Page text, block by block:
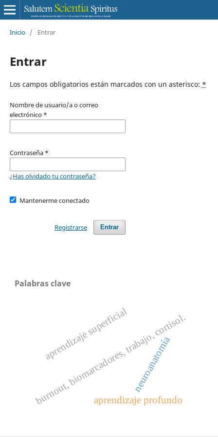
Inicio / Entrar
Entrar
Los campos obligatorios están marcados con un asterisco: *
Nombre de usuario/a o correo
electrónico *
Contraseña *
¿Has olvidado tu contraseña?
Mantenerme conectado
Entrar
Registrarse
Palabras clave
burnout, biomarcadores, trabajo, cortisol.
neuroanatomía
aprendizaje profundo
aprendizaje superficial